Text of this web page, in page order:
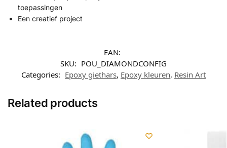
toepassingen
Een creatief project
EAN:
SKU: POU_DIAMONDCONFIG
Categories: Epoxy giethars, Epoxy kleuren, Resin Art
Related products